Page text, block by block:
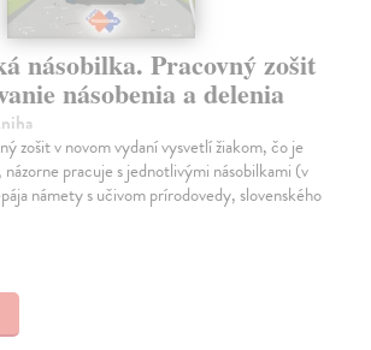
násobilka. Pracovný zošit
násobenia a delenia
zošit v novom vydaní vysvetlí žiakom, čo je
názorne pracuje s jednotlivými násobilkami (v
námety s učivom prírodovedy, slovenského